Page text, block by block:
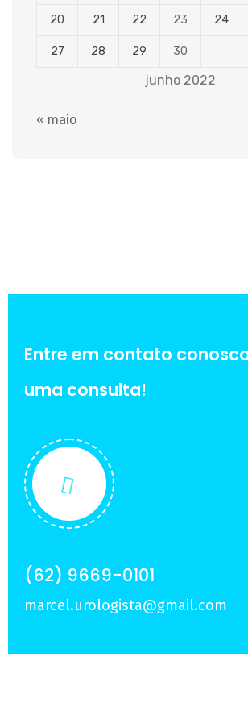
junho 2022
20 21 22 23 24
27 28 29 30
« maio
Entre em contato
uma consulta!
(62) 9669-0101
marcel.urologista@gmail.com